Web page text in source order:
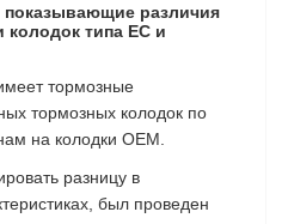
показывающие различия
колодок типа EC и
тормозные
тормозных колодок по
на колодки OEM.
разницу в
был проведен